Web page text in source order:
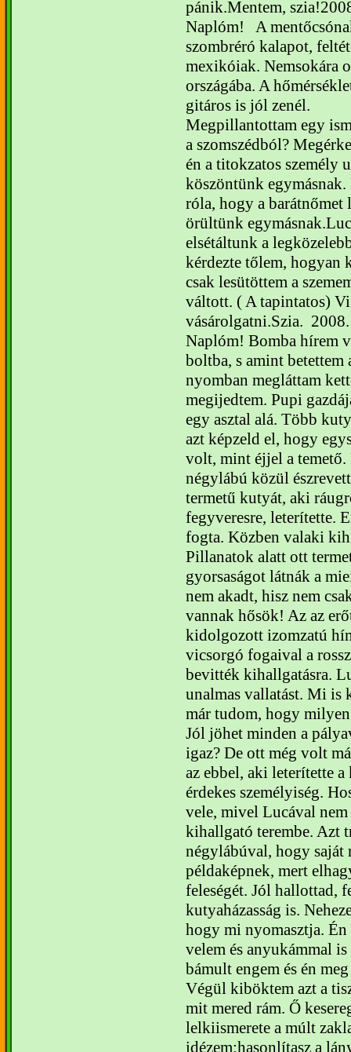
pánik.Mentem, szia!
Naplóm!
A
szombréró kalapot,
mexikóiak. Nemsokára
országába. A
gitáros is jól zenél.
Megpillantottam egy
a szomszédból?
én a titokzatos személy
köszöntünk
róla, hogy a barátnőmet
örültünk egymásnak.
elsétáltunk a
kérdezte tőlem, hogyan
csak lesütöttem a
váltott. ( A tapintatos)
vásárolgatni.Szia.
Naplóm! Bomba hírem
boltba, s amint betettem
nyomban megláttam
megijedtem. Pupi
egy asztal alá. Több
azt képzeld el, hogy
volt, mint éjjel a temető.
négylábú közül
termetű kutyát, aki
fegyveresre, leterítette.
fogta. Közben valaki
Pillanatok alatt ott
gyorsaságot látnák a
nem akadt, hisz nem
vannak hősök! Az az
kidolgozott izomzatú
vicsorgó fogaival a
bevitték kihallgatásra.
unalmas vallatást. Mi is
már tudom, hogy
Jól jöhet minden a
igaz? De ott még volt
az ebbel, aki leterítette
érdekes személyiség.
vele, mivel Lucával nem
kihallgató terembe. Azt
négylábúval, hogy saját
példaképnek, mert
feleségét. Jól hallottad,
kutyaházasság is.
hogy mi nyomasztja.
velem és anyukámmal
bámult engem és én
Végül kiböktem azt a
mit mered rám. Ő
lelkiismerete a múlt
idézem:hasonlítasz a